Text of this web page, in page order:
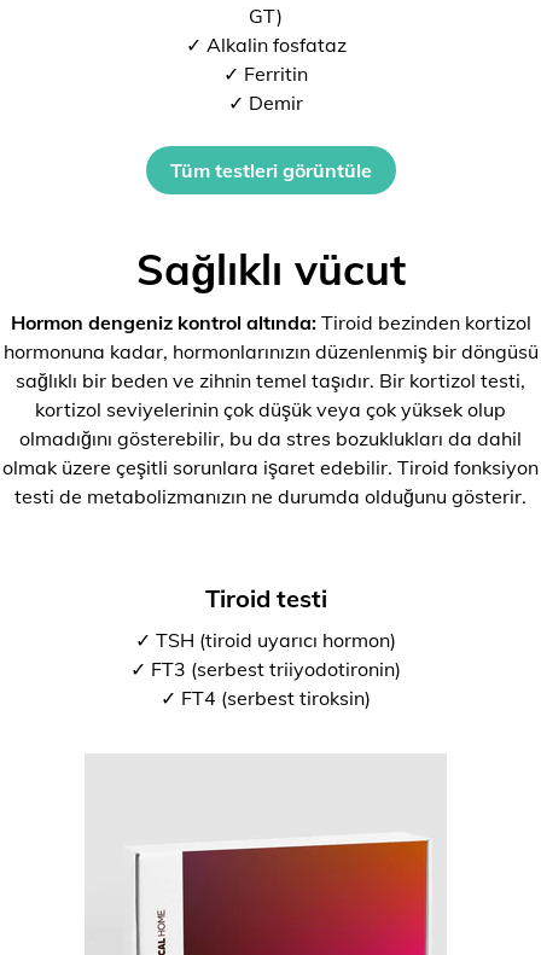
GT)
✓ Alkalin fosfataz
✓ Ferritin
✓ Demir
Tüm testleri görüntüle
Sağlıklı vücut
Hormon dengeniz kontrol altında:Tiroid bezinden kortizol
hormonuna kadar, hormonlarınızın düzenlenmiş bir döngüsü
sağlıklı bir beden ve zihnin temel taşıdır. Bir kortizol testi,
kortizol seviyelerinin çok düşük veya çok yüksek olup
olmadığını gösterebilir, bu da stres bozuklukları da dahil
olmak üzere çeşitli sorunlara işaret edebilir. Tiroid fonksiyon
testi de metabolizmanızın ne durumda olduğunu gösterir.
Tiroid testi
✓ TSH (tiroid uyarıcı hormon)
✓ FT3 (serbest triiyodotironin)
✓ FT4 (serbest tiroksin)